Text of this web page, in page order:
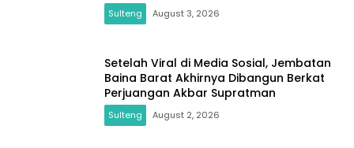
Sulteng August 3, 2026
Setelah Viral di Media Sosial, Jembatan
Baina Barat Akhirnya Dibangun Berkat
Perjuangan Akbar Supratman
Sulteng August 2, 2026